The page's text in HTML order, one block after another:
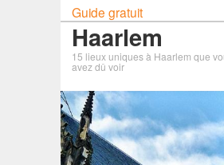
Guide gratuit
Haarlem
15 lieux uniques à Haarlem que
avez dû voir